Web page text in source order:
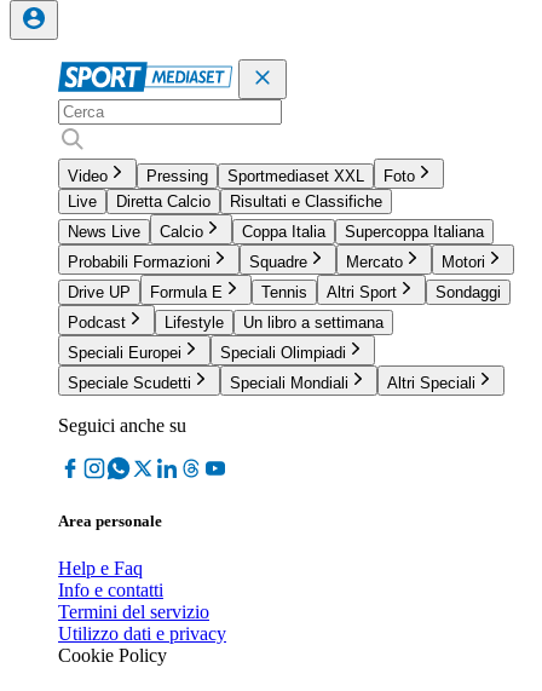
Video Pressing Sportmediaset XXL
Foto
Live
Diretta Calcio
Risultati e Classifiche
News Live
Calcio Coppa Italia
Supercoppa Italiana
Probabili Formazioni
Squadre Mercato
Motori
Drive UP
Formula E Tennis Altri Sport
Sondaggi
Podcast
Lifestyle
Un libro a settimana
Speciali Europei
Speciali Olimpiadi
Speciale Scudetti
Speciali Mondiali Altri Speciali
Seguici anche su
Area personale
Help e Faq
Info e contatti
Termini del servizio
Utilizzo dati e privacy
Cookie Policy